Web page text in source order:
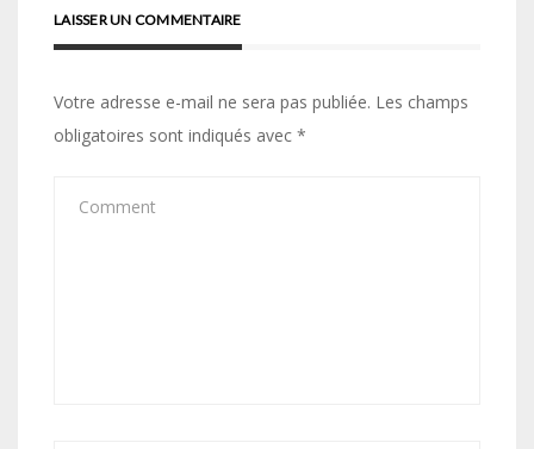
LAISSER UN COMMENTAIRE
Votre adresse e-mail ne sera pas publiée. Les champs
obligatoires sont indiqués avec *